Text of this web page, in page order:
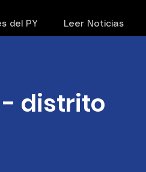
del PY Leer Noticias
- distrito